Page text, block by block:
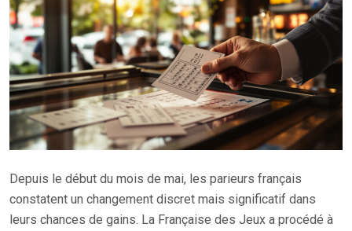
Depuis le début du mois de mai, les parieurs français
constatent un changement discret mais significatif dans
leurs chances de gains. La Française des Jeux a procédé à